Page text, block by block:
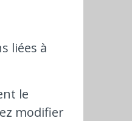
A
à l’autre !
pouvez
vous
liées à
le
modifier